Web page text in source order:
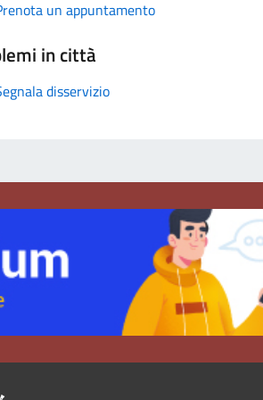
un appuntamento
in città
disservizio